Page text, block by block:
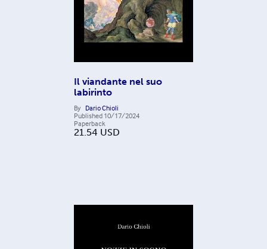
Il viandante nel suo
labirinto
By Dario Chioli
Published 10/17/2024
Paperback
21.54 USD